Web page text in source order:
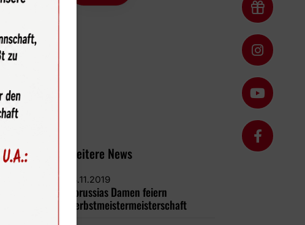
Weitere News
18.11.2019
Borussias Damen feiern
Herbstmeistermeisterschaft